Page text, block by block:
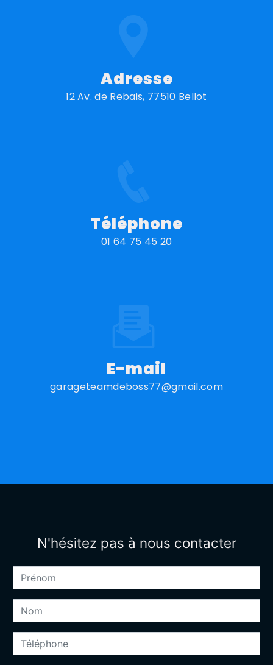
Adresse
12 Av. de Rebais, 77510 Bellot
Téléphone
01 64 75 45 20
E-mail
garageteamdeboss77@gmail.com
N'hésitez pas à nous contacter